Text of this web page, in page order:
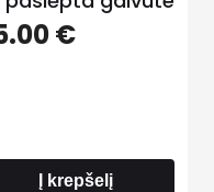
€
Į krepšelį